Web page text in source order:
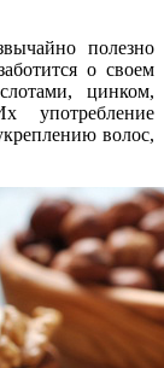
полезно
о своем
цинком,
употребление
волос,